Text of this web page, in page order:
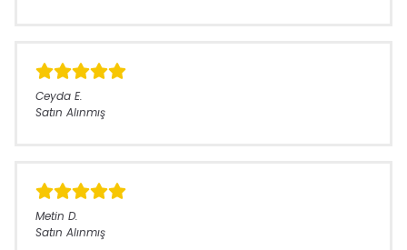
Ceyda E.
Satın Alınmış
Metin D.
Satın Alınmış